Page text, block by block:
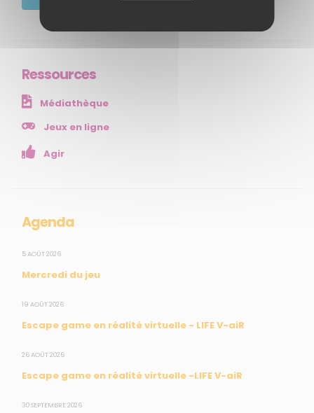
Ressources
Médiathèque
Jeux en ligne
Agir
Agenda
5 AOÛT 2026
Mercredi du jeu
19 AOÛT 2026
Escape game en réalité virtuelle - LIFE V-aiR
26 AOÛT 2026
Escape game en réalité virtuelle -LIFE V-aiR
30 SEPTEMBRE 2026
Accueil
Qui sommes-nous ?
Comprendre
Agir
NOS SERVICES
Presse
Mesures du réseau Sargasses
Open Data
CONTACT